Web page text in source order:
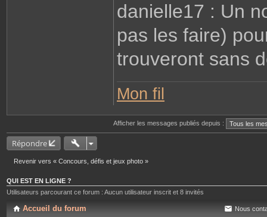
danielle17 : Un
pas les faire)
trouveront sans
Mon fil
Afficher les messages publiés depuis :
Répondre
Revenir vers « Concours, défis et jeux photo »
QUI EST EN LIGNE ?
Utilisateurs parcourant ce forum : Aucun utilisateur inscrit et 8 invités
Accueil du forum Nous